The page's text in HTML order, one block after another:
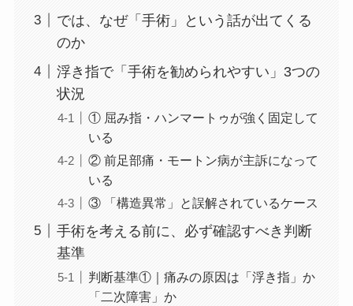
では、なぜ「手術」という話が出てくる
のか
浮き指で「手術を勧められやすい」3つの
状況
① 屈み指・ハンマートゥが強く固定して
いる
② 前足部痛・モートン病が主訴になって
いる
③ 「構造異常」と誤解されているケース
手術を考える前に、必ず確認すべき判断
基準
判断基準①｜痛みの原因は「浮き指」か
「二次障害」か